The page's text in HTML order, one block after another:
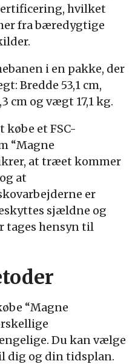
hvilket
fra bæredygtige
i en pakke, der
Bredde 53,1 cm,
cm og vægt 17,1 kg.
købe et FSC-
“Magne
at træet kommer
at
er
sjældne og
tages hensyn til
“Magne
Du kan vælge
dig og din tidsplan.